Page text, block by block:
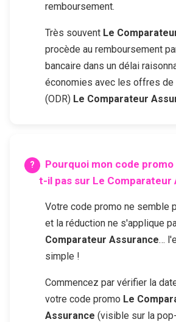
remboursement.
Très souvent Le
procède au remboursement
bancaire dans un délai
économies avec les offres de
(ODR) Le Comparateur
Pourquoi mon code
t-il pas sur Le Comparateur
Votre code promo ne semble
et la réduction ne s'applique
Comparateur Assurance…
simple !
Commencez par vérifier la
votre code promo Le
Assurance (visible sur la